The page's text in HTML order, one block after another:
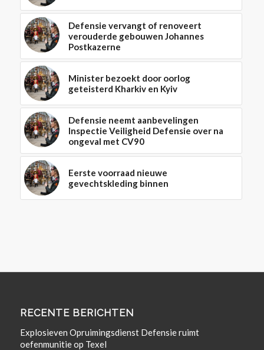
Defensie vervangt of renoveert
verouderde gebouwen Johannes
Postkazerne
Minister bezoekt door oorlog
geteisterd Kharkiv en Kyiv
Defensie neemt aanbevelingen
Inspectie Veiligheid Defensie over na
ongeval met CV90
Eerste voorraad nieuwe
gevechtskleding binnen
RECENTE BERICHTEN
Explosieven Opruimingsdienst Defensie ruimt
oefenmunitie op Texel